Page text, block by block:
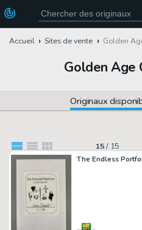
Accueil Sites de vente Golden
Golden Age
Originaux
15/ 15
The Endless